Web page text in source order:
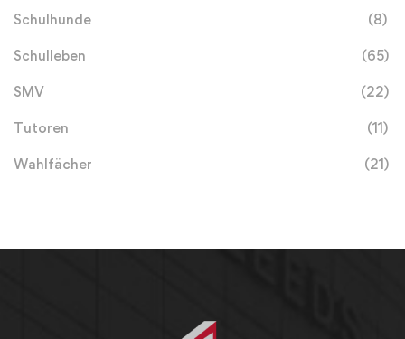
Schulhunde (8)
Schulleben (65)
SMV (22)
Tutoren (11)
Wahlfächer (21)